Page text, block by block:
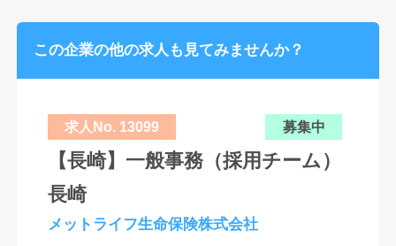
この企業の他の求人も見てみませんか？
求人No. 13099 募集中
【長崎】一般事務（採用チーム）
長崎
メットライフ生命保険株式会社